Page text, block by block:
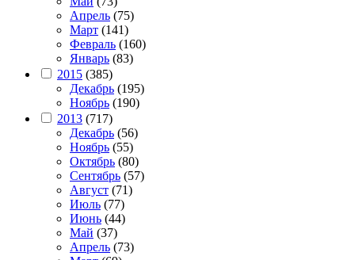
Апрель (75)
Март (141)
Февраль (160)
Январь (83)
2015 (385)
Декабрь (195)
Ноябрь (190)
2013 (717)
Декабрь (56)
Ноябрь (55)
Октябрь (80)
Сентябрь (57)
Август (71)
Июль (77)
Июнь (44)
Май (37)
Апрель (73)